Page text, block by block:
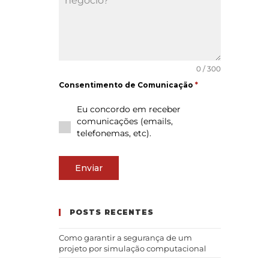
0 / 300
Consentimento de Comunicação *
Eu concordo em receber
comunicações (emails,
telefonemas, etc).
Enviar
POSTS RECENTES
Como garantir a segurança de um
projeto por simulação computacional